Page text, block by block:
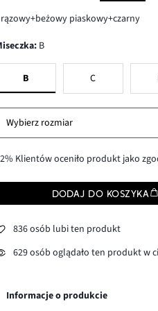
piaskowy+czarny
Miseczka: B
B C
Wybierz rozmiar
Klientów oceniło produkt jako
DODAJ DO KOSZYKA
836 osób lubi ten produkt
629 osób oglądało ten produkt w
Informacje o produkcie